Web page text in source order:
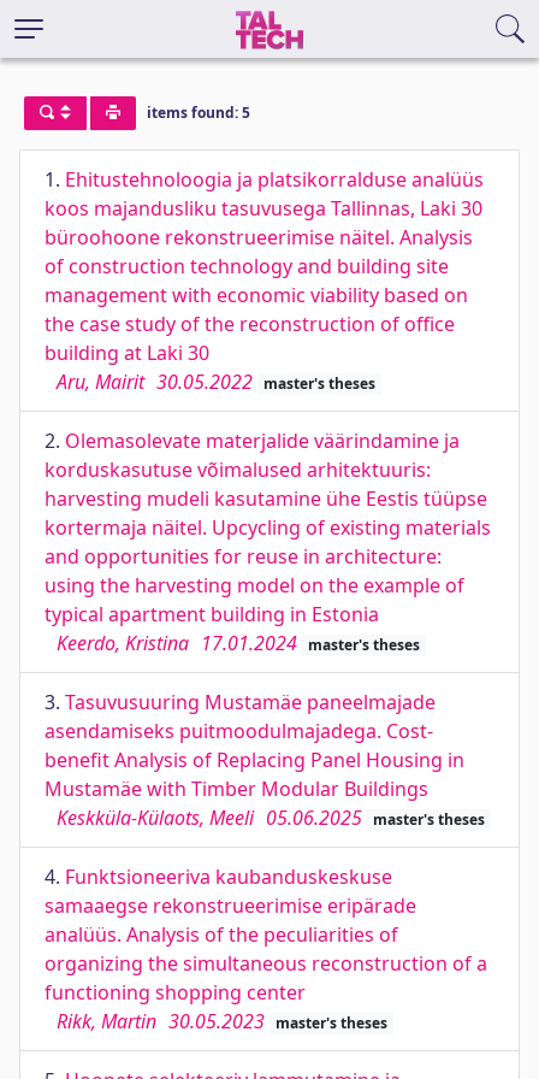
items found: 5
1. Ehitustehnoloogia ja platsikorralduse analüüs
koos majandusliku tasuvusega Tallinnas, Laki 30
büroohoone rekonstrueerimise näitel. Analysis
of construction technology and building site
management with economic viability based on
the case study of the reconstruction of office
building at Laki 30
Aru, Mairit 30.05.2022 master's theses
2. Olemasolevate materjalide väärindamine ja
korduskasutuse võimalused arhitektuuris:
harvesting mudeli kasutamine ühe Eestis tüüpse
kortermaja näitel. Upcycling of existing materials
and opportunities for reuse in architecture:
using the harvesting model on the example of
typical apartment building in Estonia
Keerdo, Kristina 17.01.2024 master's theses
3. Tasuvusuuring Mustamäe paneelmajade
asendamiseks puitmoodulmajadega. Cost-
benefit Analysis of Replacing Panel Housing in
Mustamäe with Timber Modular Buildings
Keskküla-Külaots, Meeli 05.06.2025 master's theses
4. Funktsioneeriva kaubanduskeskuse
samaaegse rekonstrueerimise eripärade
analüüs. Analysis of the peculiarities of
organizing the simultaneous reconstruction of a
functioning shopping center
Rikk, Martin 30.05.2023 master's theses